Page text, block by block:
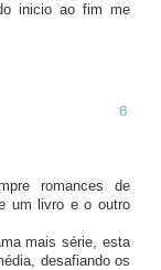
inicio ao fim me
romances de
um livro e o outro
mais série, esta
desafiando os